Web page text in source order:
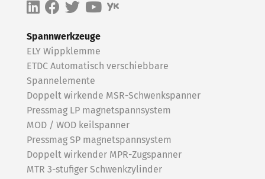
Spannwerkzeuge
ELY Wippklemme
ETDC Automatisch verschiebbare
Spannelemente
Doppelt wirkende MSR-Schwenkspanner
Pressmag LP magnetspannsystem
MOD / WOD keilspanner
Pressmag SP magnetspannsystem
Doppelt wirkender MPR-Zugspanner
MTR 3-stufiger Schwenkzylinder